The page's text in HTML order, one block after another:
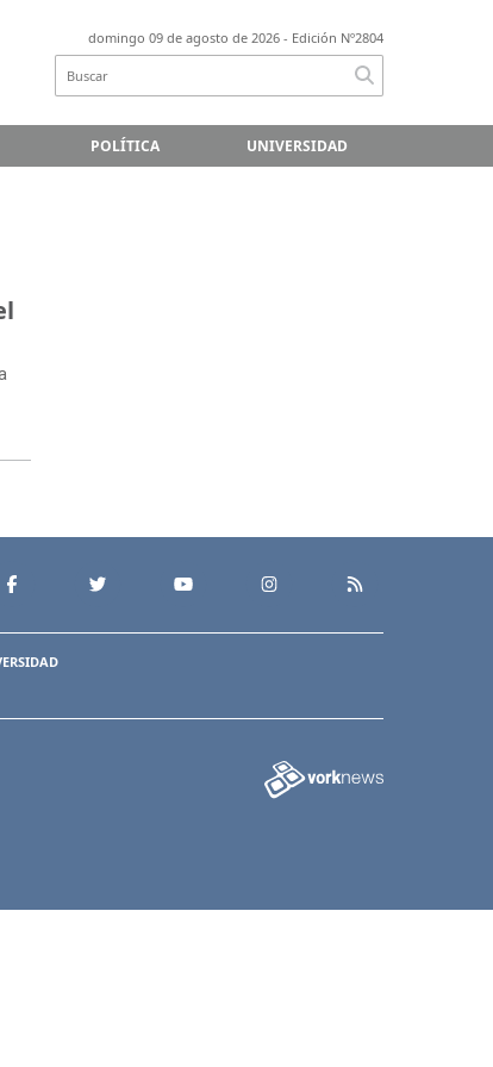
domingo 09 de agosto de 2026 - Edición Nº2804
POLÍTICA UNIVERSIDAD